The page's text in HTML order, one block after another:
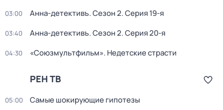
03:00 Анна-детективъ. Сезон 2. Серия 19-я
03:40 Анна-детективъ. Сезон 2. Серия 20-я
04:30 «Союзмультфильм». Недетские страсти
РЕН ТВ
05:00 Самые шoкиpующие гипотезы